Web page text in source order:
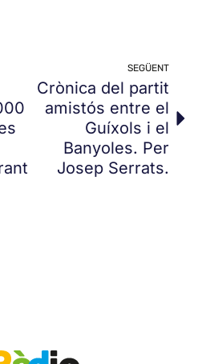
SEGÜENT
Crònica del partit
amistós entre el
Guíxols i el
Banyoles. Per
Josep Serrats.